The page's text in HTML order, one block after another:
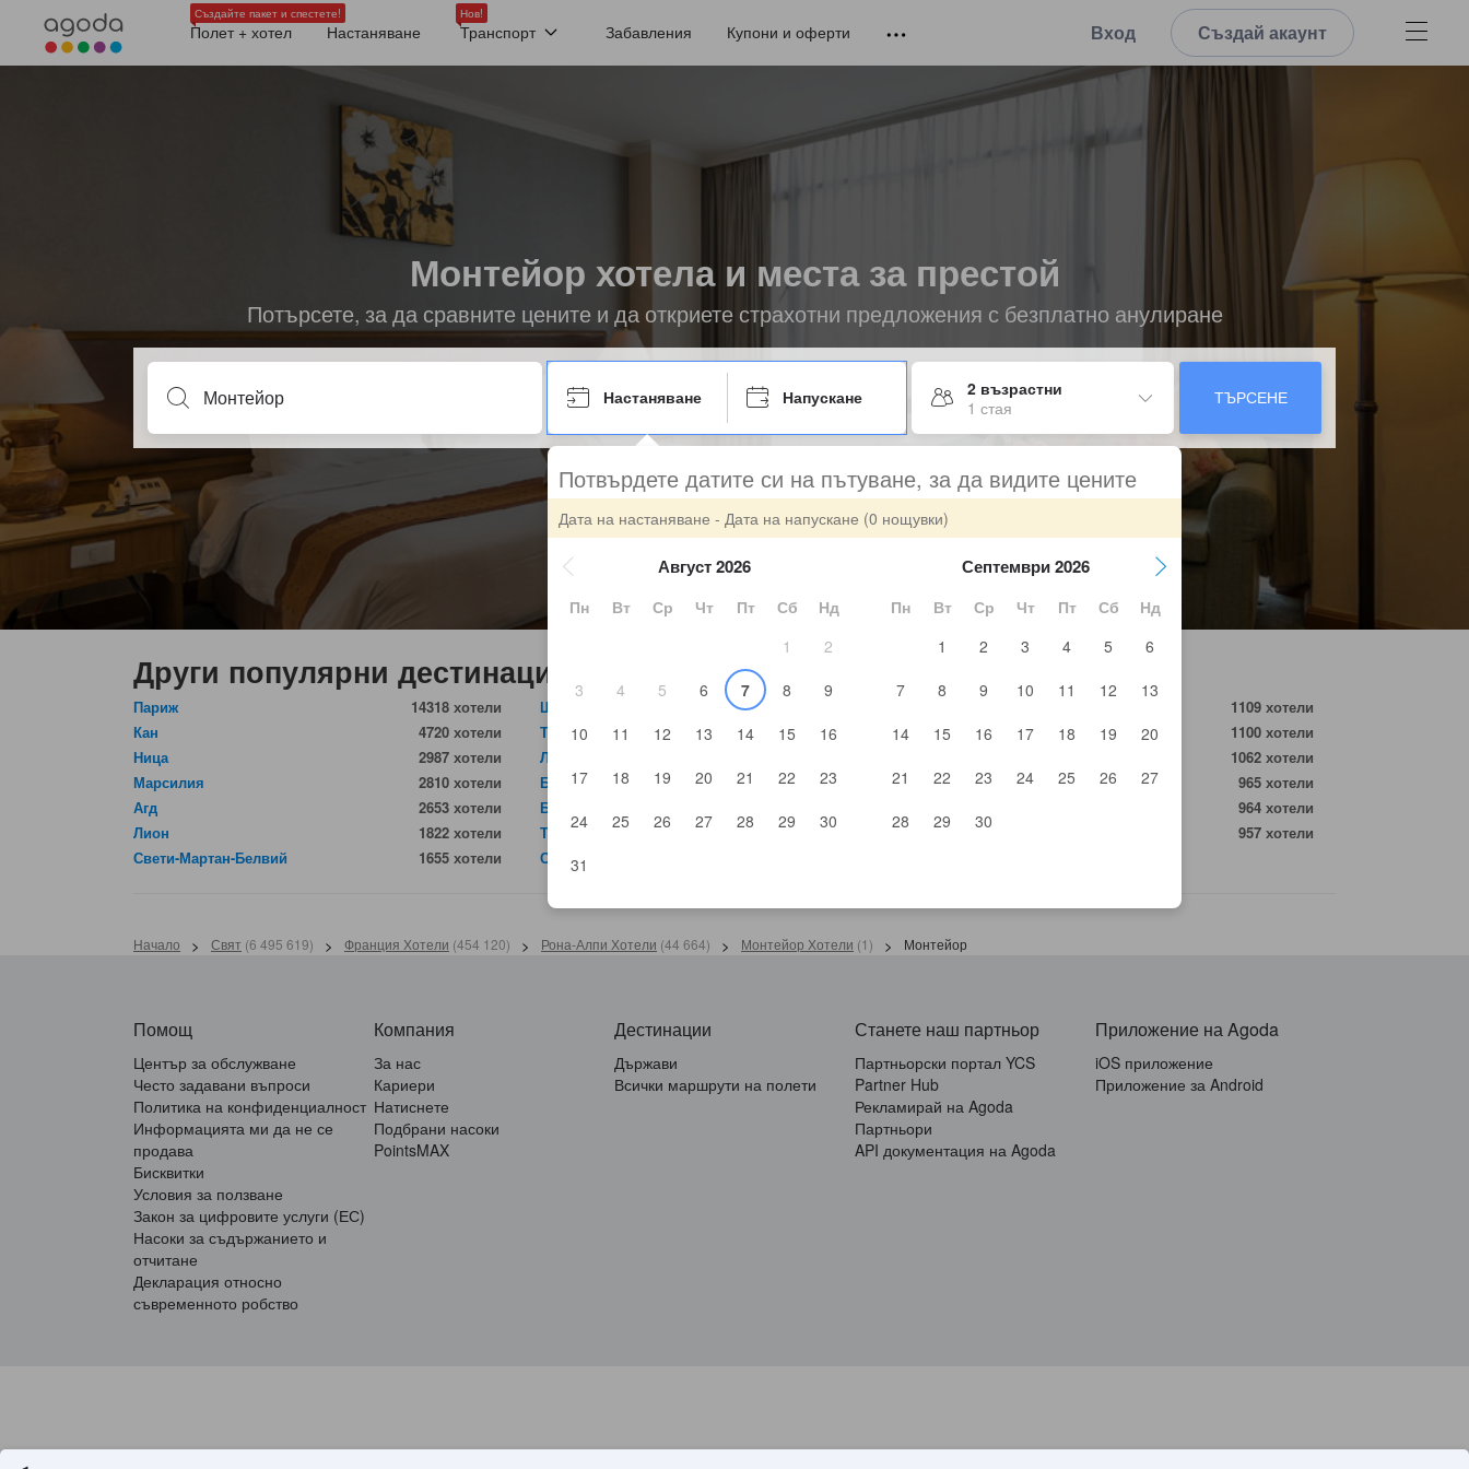
Създайте пакет и спестете!
Полет + хотел Настаняване
Нов!
Транспорт Забавления Купони и оферти Вход Създай акаунт
Монтейор хотела и места за престой
Потърсете, за да сравните цените и да откриете страхотни предложения с безплатно анулиране
Настаняване Напускане
2 възрастни
1 стая
ТЪРСЕНЕ
Потвърдете датите си на пътуване, за да видите цените
Дата на настаняване - Дата на напускане (0 нощувки)
Август 2026
Пн Вт Ср Чт Пт Сб
Нд
1
2
3
4 5 6 7 8
9
10
11 12 13 14 15
16
17
18 19 20 21 22
23
24
25 26 27 28 29
30
31
Септември 2026
Пн Вт Ср Чт Пт Сб
Нд
1
2 3 4 5
6
7
8 9 10 11 12
13
14
15 16 17 18 19
20
21
22 23 24 25 26
27
28
29 30
Други популярни дестинации в Франция
Париж
14318 хотели
Кан
4720 хотели
Ница
2987 хотели
Марсилия
2810 хотели
Агд
2653 хотели
Лион
1822 хотели
Свети-Мартан-Белвий
1655 хотели
Шамони-Мон-Блан
Тулуза
1550 хотели
Ла План
Бур-Сен-Морис
1216 хотели
Бордо
Тин
1147 хотели
Свети-Рафаел
1109 хотели
Монтпелие
1100 хотели
1062 хотели
Морзин
965 хотели
964 хотели
Мерибел
957 хотели
Начало > Свят (6 495 619) > Франция Хотели (454 120) > Рона-Алпи Хотели (44 664) > Монтейор Хотели (1 ) > Монтейор
Помощ
Център за обслужване
Често задавани въпроси
Политика на конфиденциалност
Информацията ми да не се
продава
Бисквитки
Условия за ползване
Закон за цифровите услуги (ЕС)
Насоки за съдържанието и
отчитане
Декларация относно
съвременното робство
Компания
За нас
Кариери
Натиснете
Подбрани насоки
PointsMAX
Дестинации
Държави
Всички маршрути на полети
Станете наш партньор
Партньорски портал YCS
Partner Hub
Рекламирай на Agoda
Партньори
API документация на Agoda
Приложение на Agoda
iOS приложение
Приложение за Android